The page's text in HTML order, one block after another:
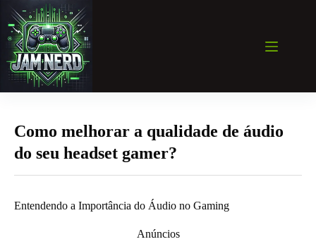
para
conteúdo
Como melhorar a qualidade de áudio
do seu headset gamer?
Entendendo a Importância do Áudio no Gaming
Anúncios